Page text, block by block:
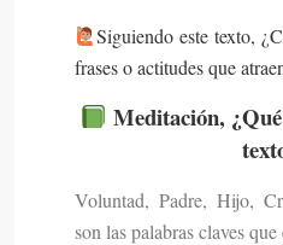
‍Siguiendo este texto,
frases o actitudes que
Meditación,
Voluntad, Padre, Hijo,
son las palabras claves